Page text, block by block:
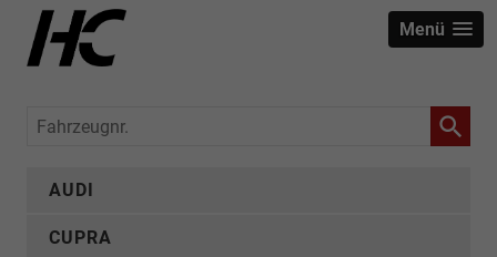
Menü
Fahrzeugnr.
AUDI
CUPRA